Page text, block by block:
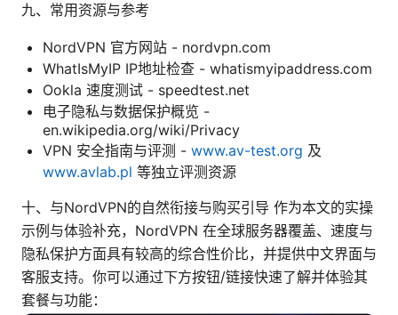
九、常用资源与参考
NordVPN 官方网站 - nordvpn.com
WhatIsMyIP IP地址检查 - whatismyipaddress.com
Ookla 速度测试 - speedtest.net
电子隐私与数据保护概览 -
en.wikipedia.org/wiki/Privacy
VPN 安全指南与评测 - www.av-test.org 及
www.avlab.pl 等独立评测资源
十、与NordVPN的自然衔接与购买引导 作为本文的实操
示例与体验补充，NordVPN 在全球服务器覆盖、速度与
隐私保护方面具有较高的综合性价比，并提供中文界面与
客服支持。你可以通过下方按钮/链接快速了解并体验其
套餐与功能：